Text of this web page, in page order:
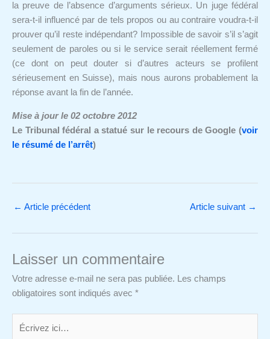
la preuve de l’absence d’arguments sérieux. Un juge fédéral
sera-t-il influencé par de tels propos ou au contraire voudra-t-il
prouver qu’il reste indépendant? Impossible de savoir s’il s’agit
seulement de paroles ou si le service serait réellement fermé
(ce dont on peut douter si d’autres acteurs se profilent
sérieusement en Suisse), mais nous aurons probablement la
réponse avant la fin de l’année.
Mise à jour le 02 octobre 2012
Le Tribunal fédéral a statué sur le recours de Google (voir
le résumé de l’arrêt)
← Article précédent Article suivant →
Laisser un commentaire
Votre adresse e-mail ne sera pas publiée.
Les champs
obligatoires sont indiqués avec *